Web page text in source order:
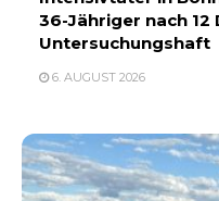
36-Jähriger nach 12
Untersuchungshaft
6. AUGUST 2026